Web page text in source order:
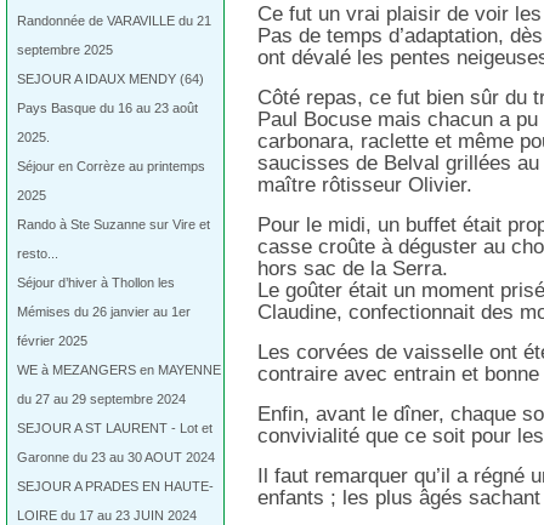
Randonnée de VARAVILLE du 21
septembre 2025
SEJOUR A IDAUX MENDY (64)
Pays Basque du 16 au 23 août
2025.
Séjour en Corrèze au printemps
2025
Rando à Ste Suzanne sur Vire et
resto...
Séjour d’hiver à Thollon les
Mémises du 26 janvier au 1er
février 2025
WE à MEZANGERS en MAYENNE
du 27 au 29 septembre 2024
SEJOUR A ST LAURENT - Lot et
Garonne du 23 au 30 AOUT 2024
SEJOUR A PRADES EN HAUTE-
LOIRE du 17 au 23 JUIN 2024
Ce fut un vrai plaisir de voir
Pas de temps d’adaptation,
ont dévalé les pentes
Côté repas, ce fut bien sûr du
Paul Bocuse mais chacun a
carbonara, raclette et même
saucisses de Belval grillées
maître rôtisseur Olivier.
Pour le midi, un buffet était
casse croûte à déguster au
hors sac de la Serra.
Le goûter était un moment
Claudine, confectionnait des
Les corvées de vaisselle ont
contraire avec entrain et
Enfin, avant le dîner, chaque
convivialité que ce soit pour
Il faut remarquer qu’il a
enfants ; les plus âgés